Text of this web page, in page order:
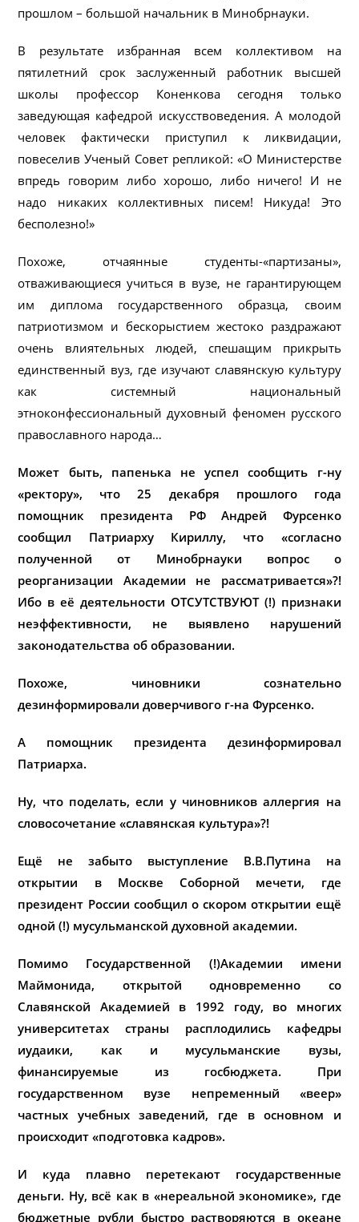
прошлом – большой начальник в Минобрнауки.
В результате избранная всем коллективом на
пятилетний срок заслуженный работник высшей
школы профессор Коненкова сегодня только
заведующая кафедрой искусствоведения. А молодой
человек фактически приступил к ликвидации,
повеселив Ученый Совет репликой: «О Министерстве
впредь говорим либо хорошо, либо ничего! И не
надо никаких коллективных писем! Никуда! Это
бесполезно!»
Похоже, отчаянные студенты-«партизаны»,
отваживающиеся учиться в вузе, не гарантирующем
им диплома государственного образца, своим
патриотизмом и бескорыстием жестоко раздражают
очень влиятельных людей, спешащим прикрыть
единственный вуз, где изучают славянскую культуру
как системный национальный
этноконфессиональный духовный феномен русского
православного народа…
Может быть, папенька не успел сообщить г-ну
«ректору», что 25 декабря прошлого года
помощник президента РФ Андрей Фурсенко
сообщил Патриарху Кириллу, что «согласно
полученной от Минобрнауки вопрос о
реорганизации Академии не рассматривается»?!
Ибо в её деятельности ОТСУТСТВУЮТ (!) признаки
неэффективности, не выявлено нарушений
законодательства об образовании.
Похоже, чиновники сознательно
дезинформировали доверчивого г-на Фурсенко.
А помощник президента дезинформировал
Патриарха.
Ну, что поделать, если у чиновников аллергия на
словосочетание «славянская культура»?!
Ещё не забыто выступление В.В.Путина на
открытии в Москве Соборной мечети, где
президент России сообщил о скором открытии ещё
одной (!) мусульманской духовной академии.
Помимо Государственной (!)Академии имени
Маймонида, открытой одновременно со
Славянской Академией в 1992 году, во многих
университетах страны расплодились кафедры
иудаики, как и мусульманские вузы,
финансируемые из госбюджета. При
государственном вузе непременный «веер»
частных учебных заведений, где в основном и
происходит «подготовка кадров».
И куда плавно перетекают государственные
деньги. Ну, всё как в «нереальной экономике», где
бюджетные рубли быстро растворяются в океане